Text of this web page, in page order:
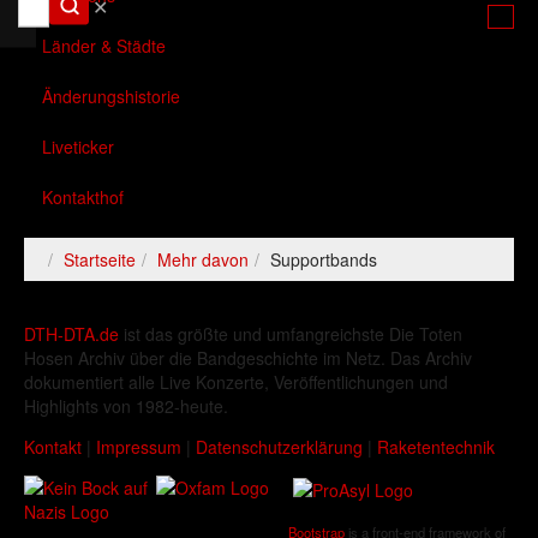
✕
Länder & Städte
Änderungshistorie
Liveticker
Kontakthof
Startseite Mehr davon Supportbands
DTH-DTA.de ist das größte und umfangreichste Die Toten
Hosen Archiv über die Bandgeschichte im Netz. Das Archiv
dokumentiert alle Live Konzerte, Veröffentlichungen und
Highlights von 1982-heute.
Kontakt | Impressum | Datenschutzerklärung | Raketentechnik
Bootstrap is a front-end framework of